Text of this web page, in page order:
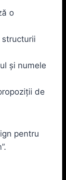
o
și numele
de
pentru